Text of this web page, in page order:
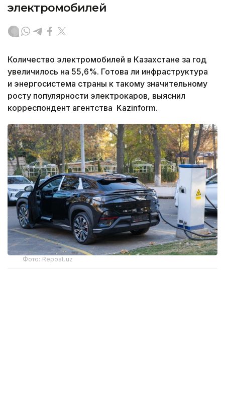
электромобилей
Количество электромобилей в Казахстане за год
увеличилось на 55,6%. Готова ли инфраструктура
и энергосистема страны к такому значительному
росту популярности электрокаров, выяснил
корреспондент агентства Kazinform.
Фото: Repost.uz